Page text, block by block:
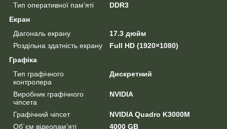
Тип оперативної пам'яті
DDR3
Екран
Діагональ екрану
17.3 дюйм
Роздільна здатність екрану
Full HD (1920×1080)
Графіка
Тип графічного
контролера
Дискретний
Виробник графічного
чіпсета
NVIDIA
Графічний чіпсет
NVIDIA Quadro K3000M
Об`єм відеопам'яті
4000 GB